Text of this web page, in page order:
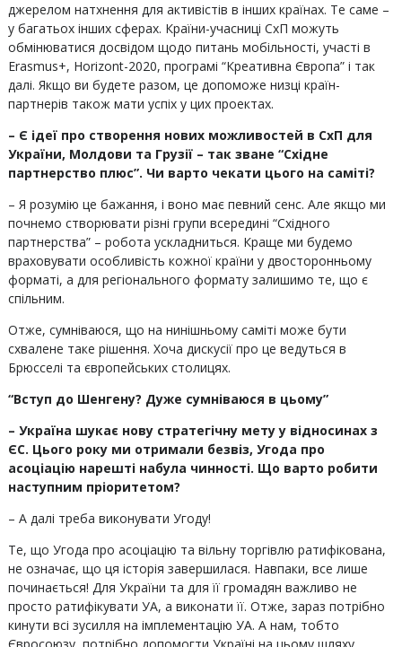
джерелом натхнення для активістів в інших країнах. Те саме –
у багатьох інших сферах. Країни-учасниці СхП можуть
обмінюватися досвідом щодо питань мобільності, участі в
Erasmus+, Horizont-2020, програмі “Креативна Європа” і так
далі. Якщо ви будете разом, це допоможе низці країн-
партнерів також мати успіх у цих проектах.
– Є ідеї про створення нових можливостей в СхП для
України, Молдови та Грузії – так зване “Східне
партнерство плюс”. Чи варто чекати цього на саміті?
– Я розумію це бажання, і воно має певний сенс. Але якщо ми
почнемо створювати різні групи всередині “Східного
партнерства” – робота ускладниться. Краще ми будемо
враховувати особливість кожної країни у двосторонньому
форматі, а для регіонального формату залишимо те, що є
спільним.
Отже, сумніваюся, що на нинішньому саміті може бути
схвалене таке рішення. Хоча дискусії про це ведуться в
Брюсселі та європейських столицях.
“Вступ до Шенгену? Дуже сумніваюся в цьому”
– Україна шукає нову стратегічну мету у відносинах з
ЄС. Цього року ми отримали безвіз, Угода про
асоціацію нарешті набула чинності. Що варто робити
наступним пріоритетом?
– А далі треба виконувати Угоду!
Те, що Угода про асоціацію та вільну торгівлю ратифікована,
не означає, що ця історія завершилася. Навпаки, все лише
починається! Для України та для її громадян важливо не
просто ратифікувати УА, а виконати її. Отже, зараз потрібно
кинути всі зусилля на імплементацію УА. А нам, тобто